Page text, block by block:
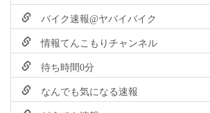
バイク速報@ヤバイバイク
情報てんこもりチャンネル
待ち時間0分
なんでも気になる速報